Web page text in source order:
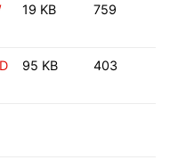
19 KB 759
95 KB 403